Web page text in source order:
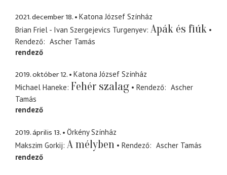
2021. december 18.
Katona József Színház
Brian Friel - Ivan Szergejevics Turgenyev Apák és fiúk
Rendező
Ascher Tamás
rendező
2019. október 12.
Katona József Színház
Michael Haneke Fehér szalag Rendező
Ascher
Tamás
rendező
2019. április 13.
Örkény Színház
Makszim Gorkij A mélyben Rendező
Ascher Tamás
rendező